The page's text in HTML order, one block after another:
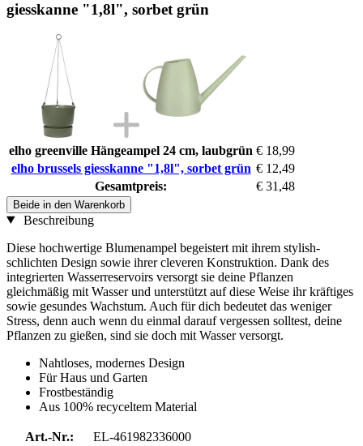
giesskanne "1,8l", sorbet grün
elho greenville Hängeampel 24 cm, laubgrün € 18,99
elho brussels giesskanne "1,8l", sorbet grün € 12,49
Gesamtpreis:
€ 31,48
Beide in den Warenkorb
Beschreibung
Diese hochwertige Blumenampel begeistert mit ihrem stylish-
schlichten Design sowie ihrer cleveren Konstruktion. Dank des
integrierten Wasserreservoirs versorgt sie deine Pflanzen
gleichmäßig mit Wasser und unterstützt auf diese Weise ihr kräftiges
sowie gesundes Wachstum. Auch für dich bedeutet das weniger
Stress, denn auch wenn du einmal darauf vergessen solltest, deine
Pflanzen zu gießen, sind sie doch mit Wasser versorgt.
Nahtloses, modernes Design
Für Haus und Garten
Frostbeständig
Aus 100% recyceltem Material
Art.-Nr.:
EL-461982336000